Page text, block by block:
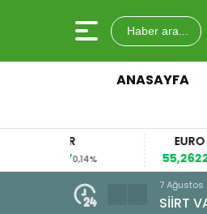
Haber ara...
ANASAYFA
0,58%
ZİYARETİ
7 Ağustos
ALAN